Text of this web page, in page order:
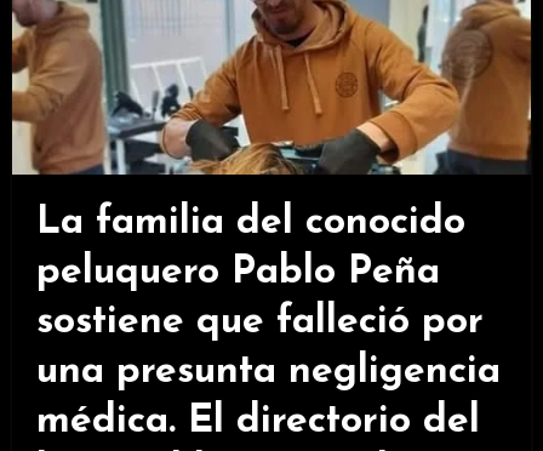
La familia del conocido
peluquero Pablo Peña
sostiene que falleció por
una presunta negligencia
médica. El directorio del